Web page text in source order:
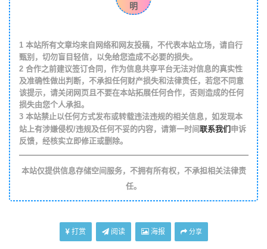
明
1本站所有文章均来自网络和网友投稿，不代表本站立场，请自行
甄别，切勿盲目轻信，以免给您造成不必要的损失。
2合作之前建议签订合同，作为信息共享平台无法对信息的真实性
及准确性做出判断，不承担任何财产损失和法律责任，若您不同意
该提示，请关闭网页且不要在本站拓展任何合作，否则造成的任何
损失由您个人承担。
3本站禁止以任何方式发布或转载违法违规的相关信息，如发现本
站上有涉嫌侵权/违规及任何不妥的内容，请第一时间联系我们申诉
反馈，经核实立即修正或删除。
本站仅提供信息存储空间服务，不拥有所有权，不承担相关法律责
任。
打赏 阅读 海报 分享